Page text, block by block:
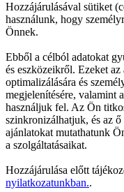
Hozzájárulásával sütiket
használunk, hogy
Önnek.
Ebből a célból adatokat
és eszközeikről. Ezeket
optimalizálására és
megjelenítésére, valamint
használjuk fel. Az Ön
szinkronizálhatjuk, és az
ajánlatokat mutathatunk
a szolgáltatásaikat.
Hozzájárulása előtt
nyilatkozatunkban..